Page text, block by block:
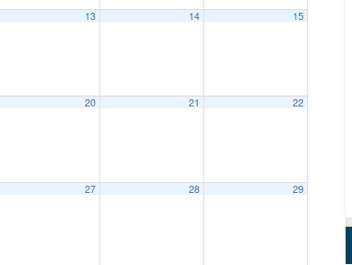
13 14 15
20 21 22
27 28 29